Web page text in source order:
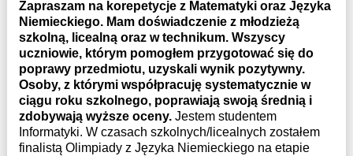
Zapraszam na korepetycje z Matematyki oraz Języka
Niemieckiego. Mam doświadczenie z młodzieżą
szkolną, licealną oraz w technikum. Wszyscy
uczniowie, którym pomogłem przygotować się do
poprawy przedmiotu, uzyskali wynik pozytywny.
Osoby, z którymi współpracuję systematycznie w
ciągu roku szkolnego, poprawiają swoją średnią i
zdobywają wyższe oceny. Jestem studentem
Informatyki. W czasach szkolnych/licealnych zostałem
finalistą Olimpiady z Języka Niemieckiego na etapie